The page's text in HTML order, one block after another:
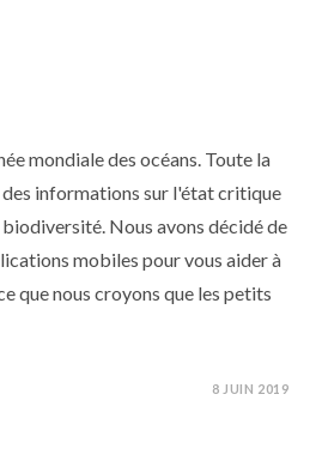
mondiale des océans. Toute la
des informations sur l'état critique
biodiversité. Nous avons décidé de
mobiles pour vous aider à
que nous croyons que les petits
8 JUIN 2019